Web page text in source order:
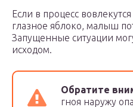
Если в процесс
глазное яблоко, малыш
Запущенные ситуации
исходом.
Обратите
гноя наружу